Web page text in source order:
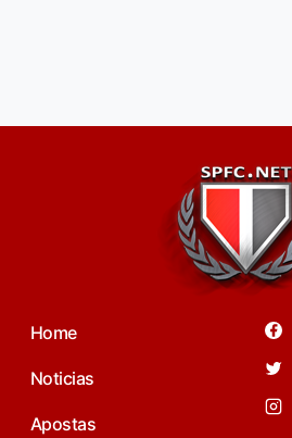
Home
Noticias
Apostas